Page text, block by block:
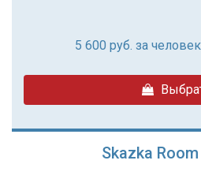
5 600 руб. за
Skazka